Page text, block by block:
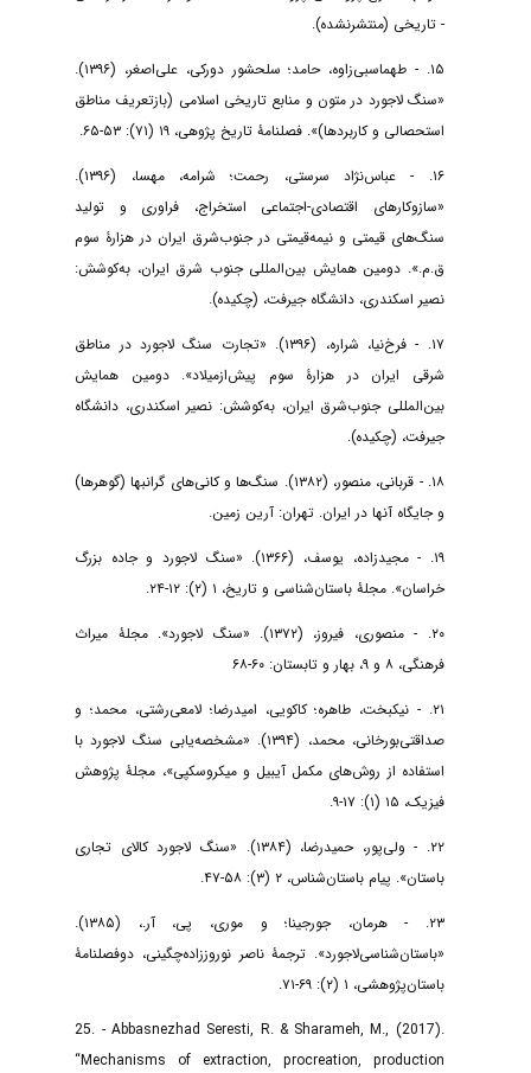
- تاریخی (منتشرنشده).
۱۵. - طهماسبی‌زاوه، حامد؛ سلحشور دورکی، علی‌اصغر، (۱۳۹۶).
«سنگ لاجورد در متون و منابع تاریخی اسلامی (بازتعریف مناطق
استحصالی و کاربردها)». فصلنامۀ تاریخ پژوهی، ۱۹ (۷۱): ۵۳-۶۵.
۱۶. - عباس‌نژاد سرستی، رحمت؛ شرامه، مهسا، (۱۳۹۶).
«سازوکارهای اقتصادی-اجتماعی استخراج، فراوری و تولید
سنگ‌های قیمتی و نیمه‌قیمتی در جنوب‌شرق ایران در هزارۀ سوم
ق.م.». دومین همایش بین‌المللی جنوب شرق ایران، به‌کوشش:
نصیر اسکندری، دانشگاه جیرفت، (چکیده).
۱۷. - فرخ‌نیا، شراره، (۱۳۹۶). «تجارت سنگ لاجورد در مناطق
شرقی ایران در هزارۀ سوم پیش‌ازمیلاد». دومین همایش
بین‌المللی جنوب‌شرق ایران، به‌کوشش: نصیر اسکندری، دانشگاه
جیرفت، (چکیده).
۱۸. - قربانی، منصور، (۱۳۸۲). سنگ‌ها و کانی‌های گرانبها (گوهرها)
و جایگاه آنها در ایران. تهران: آرین زمین.
۱۹. - مجیدزاده، یوسف، (۱۳۶۶). «سنگ لاجورد و جاده بزرگ
خراسان». مجلۀ باستان‌شناسی و تاریخ، ۱ (۲): ۱۲-۲۴.
۲۰. - منصوری، فیروز، (۱۳۷۲). «سنگ لاجورد». مجلۀ میراث
فرهنگی، ۸ و ۹، بهار و تابستان: ۶۰-۶۸
۲۱. - نیکبخت، طاهره؛ کاکویی، امیدرضا؛ لامعی‌رشتی، محمد؛ و
صداقتی‌بورخانی، محمد، (۱۳۹۴). «مشخصه‌یابی سنگ لاجورد با
استفاده از روش‌های مکمل آیبیل و میکروسکپی»، مجلۀ پژوهش
فیزیک، ۱۵ (۱): ۱۷-۹.
۲۲. - ولی‌پور، حمیدرضا، (۱۳۸۴). «سنگ لاجورد کالای تجاری
باستان». پیام باستان‌شناس، ۲ (۳): ۵۸-۴۷.
۲۳. - هرمان، جورجینا؛ و موری، پی، آر.، (۱۳۸۵).
«باستان‌شناسی‌لاجورد». ترجمۀ ناصر نوروززاده‌چگینی، دوفصلنامۀ
باستان‌پژوهشی، ۱ (۲): ۶۹-۷۱.
25. - Abbasnezhad Seresti, R. & Sharameh, M., (2017).
“Mechanisms of extraction, procreation, production